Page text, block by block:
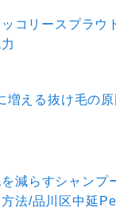
コリースプラウ
増える抜け毛の
を減らすシャン
法/品川区中延